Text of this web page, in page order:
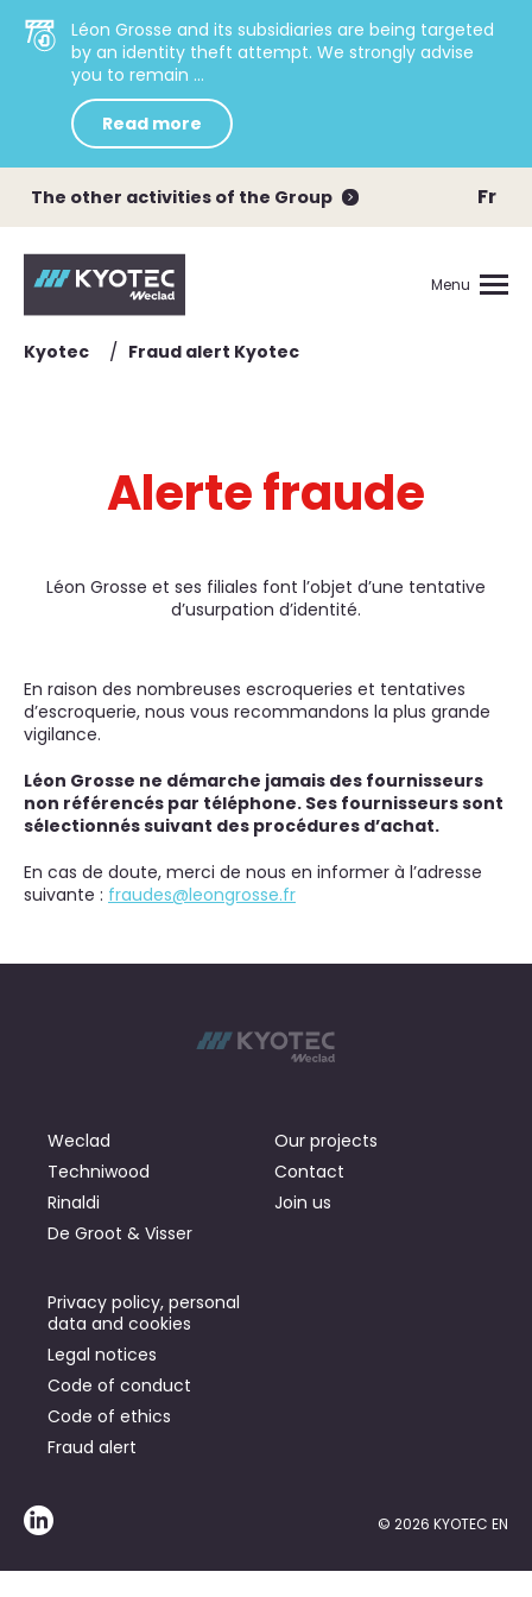
Léon Grosse and its subsidiaries are being targeted
by an identity theft attempt. We strongly advise
you to remain ...
Read more
The other activities of the Group Fr
Menu
Kyotec / Fraud alert Kyotec
Alerte fraude
Léon Grosse et ses filiales font l’objet d’une tentative
d’usurpation d’identité.
En raison des nombreuses escroqueries et tentatives
d’escroquerie, nous vous recommandons la plus grande
vigilance.
Léon Grosse ne démarche jamais des fournisseurs
non référencés par téléphone. Ses fournisseurs sont
sélectionnés suivant des procédures d’achat.
En cas de doute, merci de nous en informer à l’adresse
suivante : fraudes@leongrosse.fr
Weclad
Techniwood
Rinaldi
De Groot & Visser
Our projects
Contact
Join us
Privacy policy, personal
data and cookies
Legal notices
Code of conduct
Code of ethics
Fraud alert
© 2026 KYOTEC EN